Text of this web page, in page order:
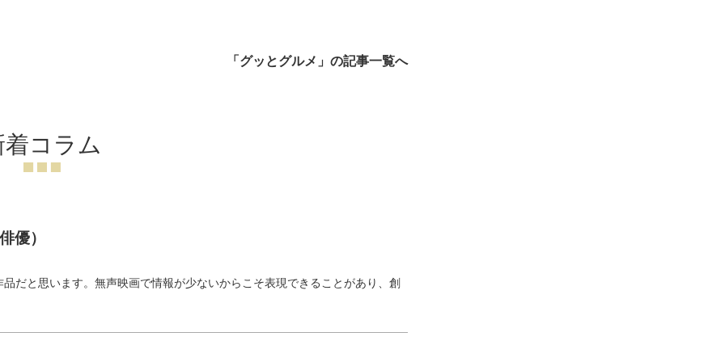
「グッとグルメ」の記事一覧へ
着コラム
優）
だと思います。無声映画で情報が少ないからこそ表現できることがあり、創